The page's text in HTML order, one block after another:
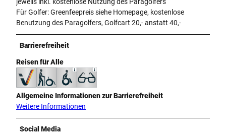
Für Golfer: Greenfeepreis siehe Homepage, kostenlose
Benutzung des Paragolfers, Golfcart 20,- anstatt 40,-
Barrierefreiheit
Reisen für Alle
Allgemeine Informationen zur Barrierefreiheit
Weitere Informationen
Social Media